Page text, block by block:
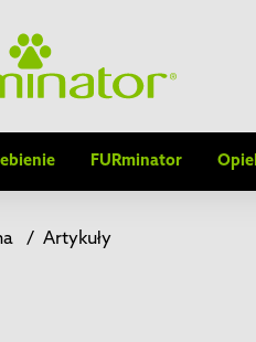
FURminator
/ Artykuły